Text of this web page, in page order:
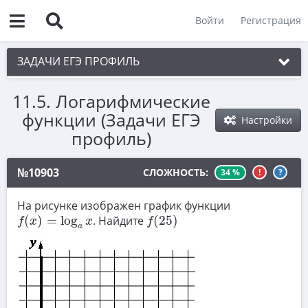
Войти Регистрация
ЗАДАЧИ ЕГЭ ПРОФИЛЬ
1. Планиметрия
2. Векторы
3. Стереометрия
4. Классическое определение вероятности
5. Теория вероятностей
6. Уравнения
7. Нахождение значений выражений
8. Производная
9. Задачи прикладного содержания
Настройки
11.5. Логарифмические
функции (Задачи ЕГЭ
профиль)
№10903 СЛОЖНОСТЬ: 34 % ! ?
На рисунке изображен график функции
f(x) = loga x
f(x)=logax . Найдите f(25)
f(25)